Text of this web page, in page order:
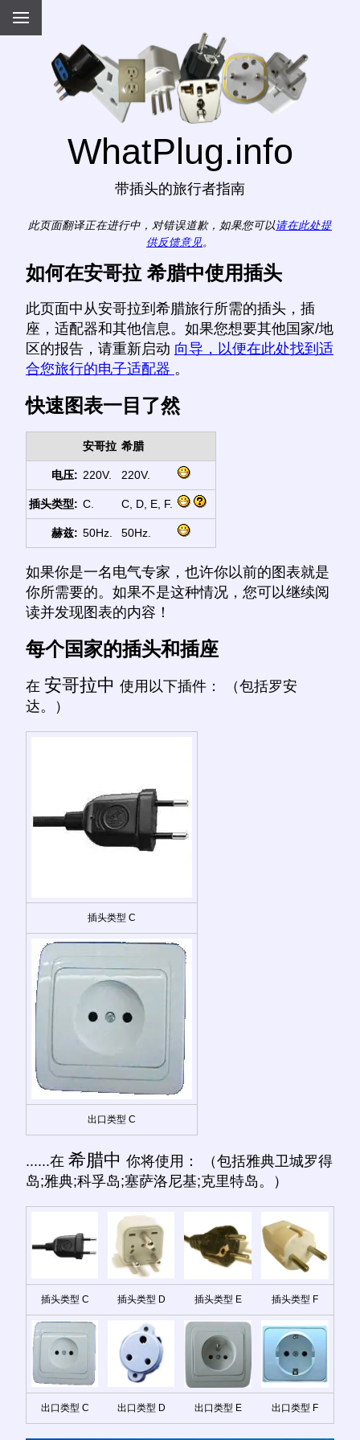
WhatPlug.info
带插头的旅行者指南
此页面翻译正在进行中，对错误道歉，如果您可以请在此处提
供反馈意见。
如何在安哥拉 希腊中使用插头
此页面中从安哥拉到希腊旅行所需的插头，插
座，适配器和其他信息。如果您想要其他国家/地
区的报告，请重新启动 向导，以便在此处找到适
合您旅行的电子适配器 。
快速图表一目了然
安哥拉 希腊
电压: 220V. 220V.
插头类型: C. C, D, E, F.
赫兹: 50Hz. 50Hz.
如果你是一名电气专家，也许你以前的图表就是
你所需要的。如果不是这种情况，您可以继续阅
读并发现图表的内容！
每个国家的插头和插座
在 安哥拉中 使用以下插件： （包括罗安
达。）
插头类型 C
出口类型 C
......在 希腊中 你将使用： （包括雅典卫城罗得
岛;雅典;科孚岛;塞萨洛尼基;克里特岛。）
插头类型 C 插头类型 D 插头类型 E 插头类型 F
出口类型 C 出口类型 D 出口类型 E 出口类型 F